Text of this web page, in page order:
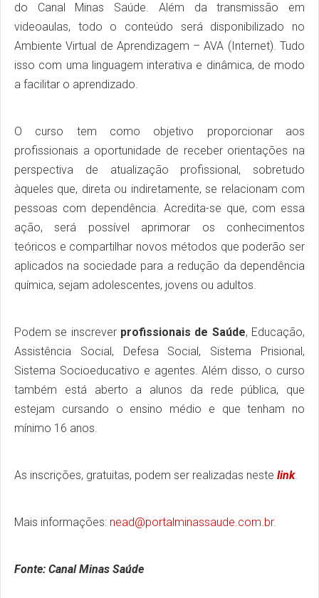
do Canal Minas Saúde. Além da transmissão em
videoaulas, todo o conteúdo será disponibilizado no
Ambiente Virtual de Aprendizagem – AVA (Internet). Tudo
isso com uma linguagem interativa e dinâmica, de modo
a facilitar o aprendizado.
O curso tem como objetivo proporcionar aos
profissionais a oportunidade de receber orientações na
perspectiva de atualização profissional, sobretudo
àqueles que, direta ou indiretamente, se relacionam com
pessoas com dependência. Acredita-se que, com essa
ação, será possível aprimorar os conhecimentos
teóricos e compartilhar novos métodos que poderão ser
aplicados na sociedade para a redução da dependência
química, sejam adolescentes, jovens ou adultos.
Podem se inscrever profissionais de Saúde, Educação,
Assistência Social, Defesa Social, Sistema Prisional,
Sistema Socioeducativo e agentes. Além disso, o curso
também está aberto a alunos da rede pública, que
estejam cursando o ensino médio e que tenham no
mínimo 16 anos.
As inscrições, gratuitas, podem ser realizadas neste link.
Mais informações: nead@portalminassaude.com.br.
Fonte: Canal Minas Saúde